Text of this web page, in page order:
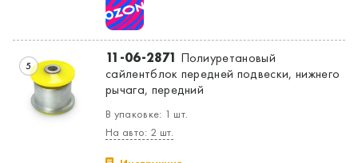
5 11-06-2871 Полиуретановый
сайлентблок передней подвески, нижнего
рычага, передний
В упаковке: 1 шт.
На авто: 2 шт.